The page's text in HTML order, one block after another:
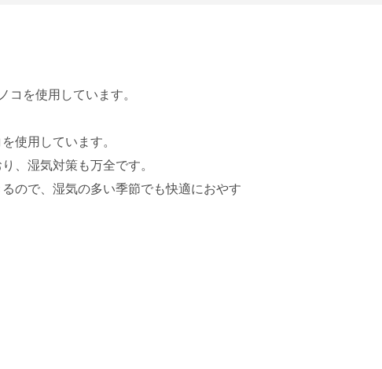
コを使用しています。
使用しています。
、湿気対策も万全です。
ので、湿気の多い季節でも快適におやす